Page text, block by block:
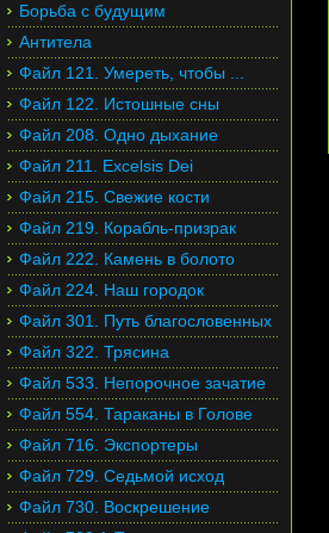
Борьба с будущим
Антитела
Файл 121. Умереть, чтобы ...
Файл 122. Истошные сны
Файл 208. Одно дыхание
Файл 211. Excelsis Dei
Файл 215. Свежие кости
Файл 219. Корабль-призрак
Файл 222. Камень в болото
Файл 224. Наш городок
Файл 301. Путь благословенных
Файл 322. Трясина
Файл 533. Непорочное зачатие
Файл 554. Тараканы в Голове
Файл 716. Экспортеры
Файл 729. Седьмой исход
Файл 730. Воскрешение